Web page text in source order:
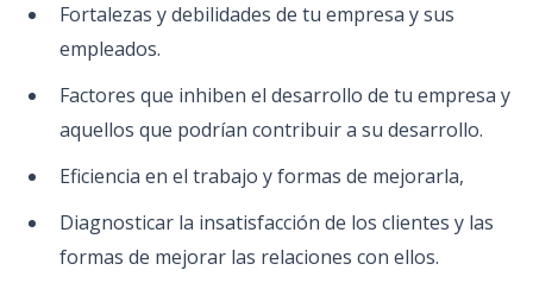
Fortalezas y debilidades de tu empresa y sus
empleados.
Factores que inhiben el desarrollo de tu empresa y
aquellos que podrían contribuir a su desarrollo.
Eficiencia en el trabajo y formas de mejorarla,
Diagnosticar la insatisfacción de los clientes y las
formas de mejorar las relaciones con ellos.